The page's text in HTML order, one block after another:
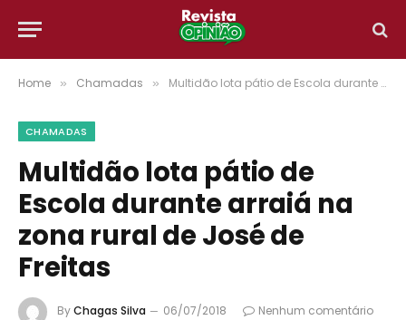
Home » Chamadas » Multidão lota pátio de Escola durante arraiá na zona rural de José de Freitas
CHAMADAS
Multidão lota pátio de
Escola durante arraiá na
zona rural de José de
Freitas
ByChagas Silva 06/07/2018
Nenhum comentário